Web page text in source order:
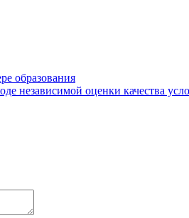
образования
независимой оценки качества